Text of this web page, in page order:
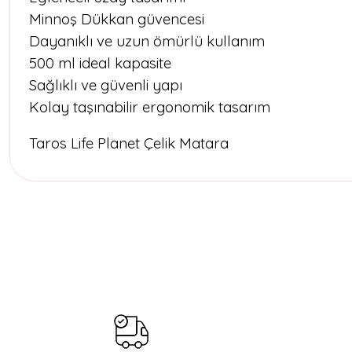
Minnoş Dükkan güvencesi
Dayanıklı ve uzun ömürlü kullanım
500 ml ideal kapasite
Sağlıklı ve güvenli yapı
Kolay taşınabilir ergonomik tasarım
Taros Life Planet Çelik Matara
Ürün fiyatı diğer sitelerden daha pahalı.
Bu ürüne benzer farklı alternatifler olmalı.